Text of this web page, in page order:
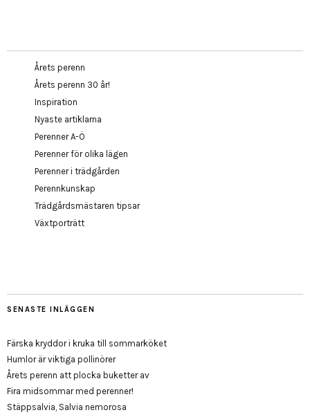
Årets perenn
Årets perenn 30 år!
Inspiration
Nyaste artiklarna
Perenner A-Ö
Perenner för olika lägen
Perenner i trädgården
Perennkunskap
Trädgårdsmästaren tipsar
Växtporträtt
SENASTE INLÄGGEN
Färska kryddor i kruka till sommarköket
Humlor är viktiga pollinörer
Årets perenn att plocka buketter av
Fira midsommar med perenner!
Stäppsalvia, Salvia nemorosa